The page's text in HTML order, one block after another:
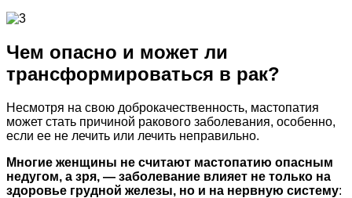
Чем опасно и может ли
трансформироваться в рак?
Несмотря на свою доброкачественность, мастопатия
может стать причиной ракового заболевания, особенно,
если ее не лечить или лечить неправильно.
Многие женщины не считают мастопатию опасным
недугом, а зря, — заболевание влияет не только на
здоровье грудной железы, но и на нервную систему: